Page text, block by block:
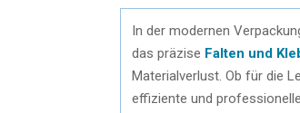
In der modernen
das präzise Falten und
Materialverlust. Ob für die
effiziente und